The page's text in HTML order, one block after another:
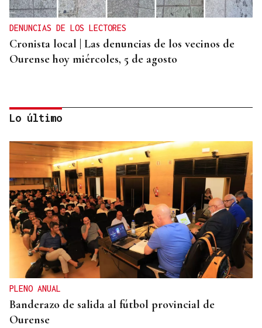
DENUNCIAS DE LOS LECTORES
Cronista local | Las denuncias de los vecinos de
Ourense hoy miércoles, 5 de agosto
QUEN CHO DIXO
¿Sabe usted que aún no se superó la resaca del
Mundial?
Lo último
PLENO ANUAL
Banderazo de salida al fútbol provincial de
Ourense